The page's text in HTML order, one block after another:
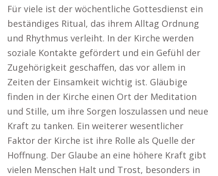
Für viele ist der wöchentliche Gottesdienst ein
beständiges Ritual, das ihrem Alltag Ordnung
und Rhythmus verleiht. In der Kirche werden
soziale Kontakte gefördert und ein Gefühl der
Zugehörigkeit geschaffen, das vor allem in
Zeiten der Einsamkeit wichtig ist. Gläubige
finden in der Kirche einen Ort der Meditation
und Stille, um ihre Sorgen loszulassen und neue
Kraft zu tanken. Ein weiterer wesentlicher
Faktor der Kirche ist ihre Rolle als Quelle der
Hoffnung. Der Glaube an eine höhere Kraft gibt
vielen Menschen Halt und Trost, besonders in